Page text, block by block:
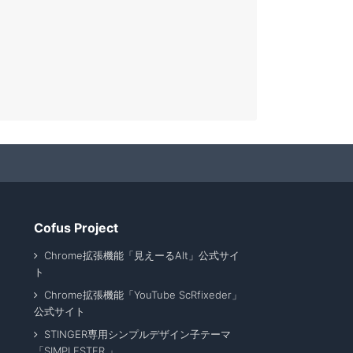
Cofus Project
Chrome拡張機能「見えーるAlt」公式サイ
ト
Chrome拡張機能「YouTube ScRfixeder」
公式サイト
STINGER専用シンプルデザイン子テーマ
「SIMPLESTER 」